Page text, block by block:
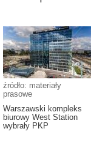
źródło: materiały
prasowe
Warszawski kompleks
biurowy West Station
wybrały PKP